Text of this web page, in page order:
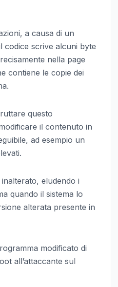
a causa di un
codice scrive alcuni byte
nella page
contiene le copie dei
questo
il contenuto in
ad esempio un
eludendo i
quando il sistema lo
alterata presente in
modificato di
all’attaccante sul